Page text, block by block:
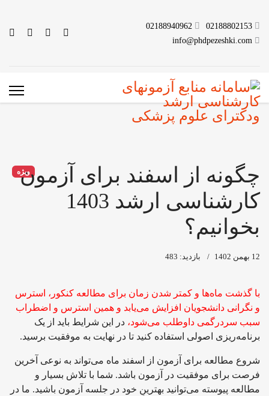
02188802153
02188940962
info@phdpezeshki.com
ویژه
چگونه از اسفند برای آزمون
کارشناسی ارشد 1403
بخوانیم؟
12 بهمن 1402 بازدید: 483
با گذشت ماه‌ها و کمتر شدن زمان برای مطالعه کنکور، استرس
و نگرانی دانشجویان افزایش می‌یابد و همین استرس و اضطراب
سبب سردرگمی داوطلب می‌شود، در این شرایط باید از یک
برنامه‌ریزی اصولی استفاده کنید تا در نهایت به موفقیت برسید.
شروع مطالعه برای آزمون از اسفند ماه می‌تواند به نوعی آخرین
فرصت برای موفقیت در آزمون باشد. شما با تلاش بسیار و
مطالعه پیوسته می‌توانید بهترینِ خود در جلسه آزمون باشید. ما در